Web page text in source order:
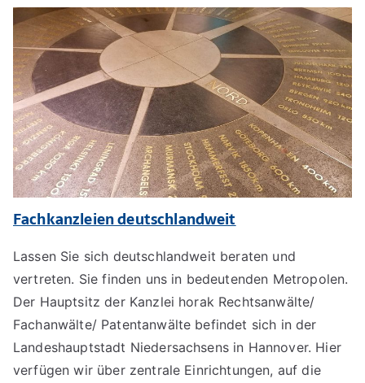
Fachkanzleien deutschlandweit
Lassen Sie sich deutschlandweit beraten und
vertreten. Sie finden uns in bedeutenden Metropolen.
Der Hauptsitz der Kanzlei horak Rechtsanwälte/
Fachanwälte/ Patentanwälte befindet sich in der
Landeshauptstadt Niedersachsens in Hannover. Hier
verfügen wir über zentrale Einrichtungen, auf die